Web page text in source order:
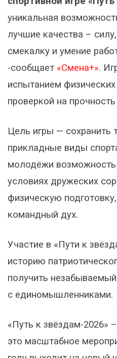
уникальная
лучшие качества –
смекалку и умение
-сообщает «Смена+».
испытанием
проверкой на
Цель игры — сохранить
прикладные виды
молодёжи возможность
условиях дружеских
физическую
командный дух.
Участие в «Пути к
историю
получить
с единомышленниками.
«Путь к звёздам-2026»
это масштабное